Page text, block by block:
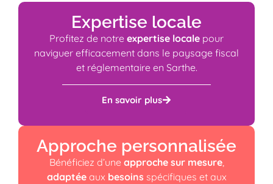
Expertise locale
Profitez de notre expertise locale pour
naviguer efficacement dans le paysage fiscal
et réglementaire en Sarthe.
En savoir plus
Approche personnalisée
Bénéficiez d’une approche sur mesure,
adaptéeaux besoins spécifiques et aux